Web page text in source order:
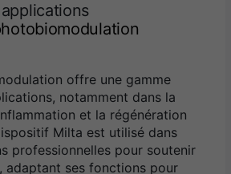
applications
offre une gamme
notamment dans la
et la régénération
Milta est utilisé dans
professionnelles pour soutenir
adaptant ses fonctions pour